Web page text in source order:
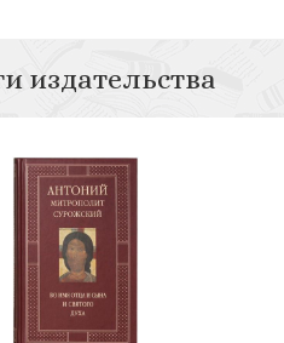
издательства